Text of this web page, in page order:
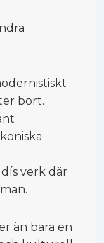
bort.
verk där
än bara en